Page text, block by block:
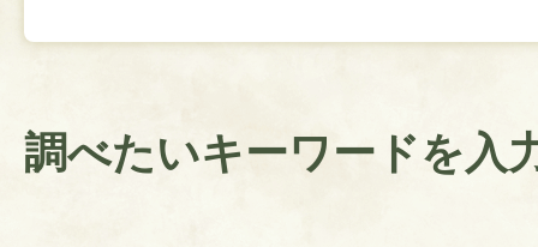
調べたいキーワードを入